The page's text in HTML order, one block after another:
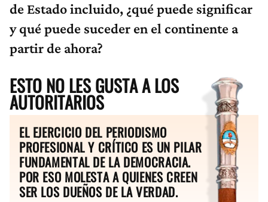
de Estado incluido, ¿qué puede significar
y qué puede suceder en el continente a
partir de ahora?
ESTO NO LES GUSTA A LOS
AUTORITARIOS
EL EJERCICIO DEL PERIODISMO
PROFESIONAL Y CRÍTICO ES UN PILAR
FUNDAMENTAL DE LA DEMOCRACIA.
POR ESO MOLESTA A QUIENES CREEN
SER LOS DUEÑOS DE LA VERDAD.